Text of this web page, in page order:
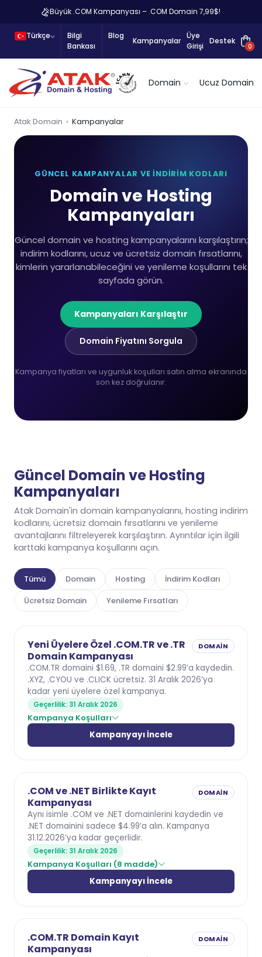
Büyük .COM Kampanyası – .COM Domain 7,99$!
Türkçe
Bilgi
Bankası
Blog
Kampanyalar
Üye
Girişi
Destek
0
Domain Ucuz Domain
Atak Domain Kampanyalar
GÜNCEL KAMPANYALAR VE İNDIRIM KODLARI
Domain ve Hosting
Kampanyaları
Güncel domain ve hosting kampanyalarını karşılaştırın;
indirim kodlarını, ucuz ve ücretsiz domain fırsatlarını,
kimlerin yararlanabileceğini ve yenileme koşullarını tek
sayfada görün.
Kampanyaları Karşılaştır
Domain Fiyatını Sorgula
Kampanya fiyatları ve uygunluk koşulları satın alma ekranında
son kez doğrulanır.
Güncel Domain ve Hosting
Kampanyaları
Atak Domain'in domain kampanyalarını, hosting indirim
kodlarını, ücretsiz domain fırsatlarını ve yenileme
avantajlarını filtreleyerek karşılaştırın. Ayrıntılar için ilgili
karttaki kampanya koşullarını açın.
Tümü Domain Hosting
İndirim Kodları
Ücretsiz Domain
Yenileme Fırsatları
Yeni Üyelere Özel .COM.TR ve .TR
Domain Kampanyası
DOMAIN
.COM.TR domaini $1.69, .TR domaini $2.99’a kaydedin.
.XYZ, .CYOU ve .CLICK ücretsiz. 31 Aralık 2026’ya
kadar yeni üyelere özel kampanya.
Geçerlilik: 31 Aralık 2026
Kampanya Koşulları
Kampanyayı İncele
.COM ve .NET Birlikte Kayıt
Kampanyası
DOMAIN
Aynı isimle .COM ve .NET domainlerini kaydedin ve
.NET domainini sadece $4.99’a alın. Kampanya
31.12.2026’ya kadar geçerlidir.
Geçerlilik: 31 Aralık 2026
Kampanya Koşulları (8 madde)
Kampanyayı İncele
.COM.TR Domain Kayıt
Kampanyası
DOMAIN